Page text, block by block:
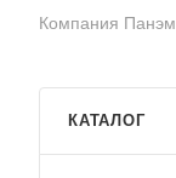
Компания Панэм
КАТАЛОГ